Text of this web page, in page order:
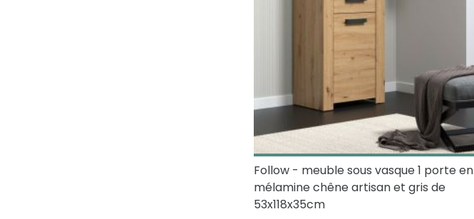
Follow - meuble sous vasque 1 porte en
mélamine chêne artisan et gris de
53x118x35cm